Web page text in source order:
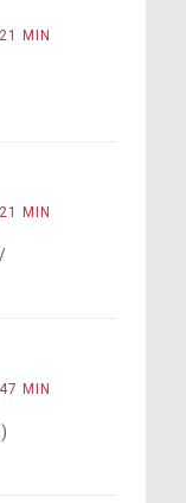
MIN
MIN
MIN